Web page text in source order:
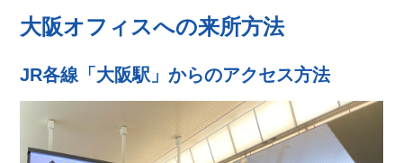
大阪オフィスへの来所方法
JR各線「大阪駅」からのアクセス方法